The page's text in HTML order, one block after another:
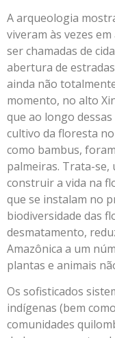
A arqueologia
viveram às vezes
ser chamadas de
abertura de
ainda não
momento, no alto
que ao longo
cultivo da floresta
como bambus,
palmeiras. Trata-se,
construir a vida na
que se instalam no
biodiversidade das
desmatamento,
Amazônica a um
plantas e animais
Os sofisticados
indígenas (bem
comunidades